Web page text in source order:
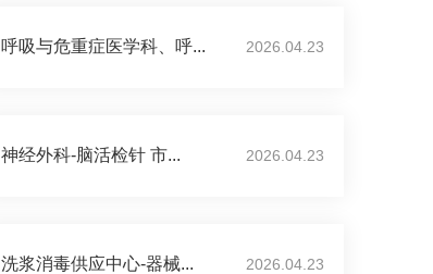
呼吸与危重症医学科、呼... 2026.04.23
神经外科-脑活检针 市... 2026.04.23
洗浆消毒供应中心-器械... 2026.04.23